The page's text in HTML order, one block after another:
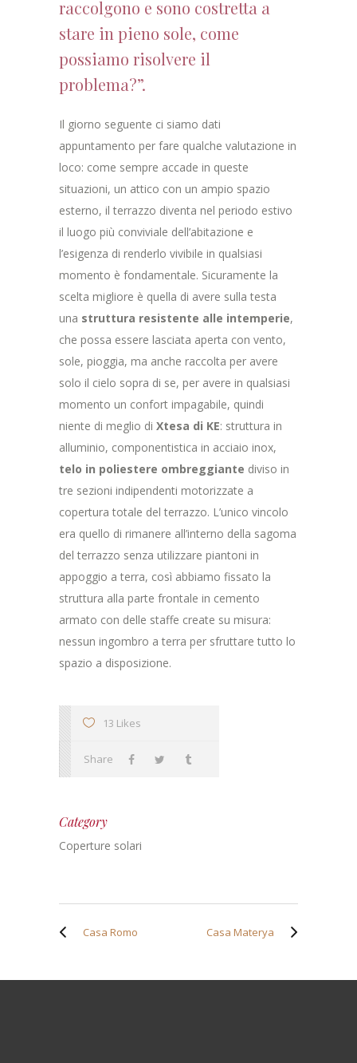
raccolgono e sono costretta a
stare in pieno sole, come
possiamo risolvere il
problema?”.
Il giorno seguente ci siamo dati
appuntamento per fare qualche valutazione in
loco: come sempre accade in queste
situazioni, un attico con un ampio spazio
esterno, il terrazzo diventa nel periodo estivo
il luogo più conviviale dell’abitazione e
l’esigenza di renderlo vivibile in qualsiasi
momento è fondamentale. Sicuramente la
scelta migliore è quella di avere sulla testa
una struttura resistente alle intemperie,
che possa essere lasciata aperta con vento,
sole, pioggia, ma anche raccolta per avere
solo il cielo sopra di se, per avere in qualsiasi
momento un confort impagabile, quindi
niente di meglio di Xtesa di KE: struttura in
alluminio, componentistica in acciaio inox,
telo in poliestere ombreggiante diviso in
tre sezioni indipendenti motorizzate a
copertura totale del terrazzo. L’unico vincolo
era quello di rimanere all’interno della sagoma
del terrazzo senza utilizzare piantoni in
appoggio a terra, così abbiamo fissato la
struttura alla parte frontale in cemento
armato con delle staffe create su misura:
nessun ingombro a terra per sfruttare tutto lo
spazio a disposizione.
13 Likes
Share
Category
Coperture solari
Casa Romo Casa Materya